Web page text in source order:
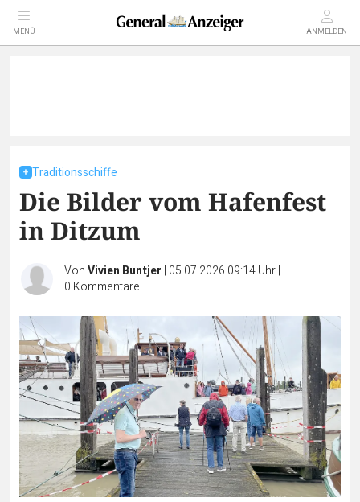
MENÜ ANMELDEN
Traditionsschiffe
Die Bilder vom Hafenfest
in Ditzum
VonVivien Buntjer | 05.07.2026 09:14 Uhr|
0 Kommentare